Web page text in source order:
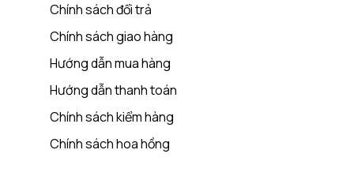
Chính sách đổi trả
Chính sách giao hàng
Hướng dẫn mua hàng
Hướng dẫn thanh toán
Chính sách kiểm hàng
Chính sách hoa hồng